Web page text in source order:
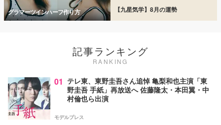
グラマーツインハーフ作り方 【九星気学】8月の運勢
記事ランキング
RANKING
01 テレ東、東野圭吾さん追悼 亀梨和也主演「東
野圭吾 手紙」再放送へ 佐藤隆太・本田翼・中
村倫也ら出演
モデルプレス